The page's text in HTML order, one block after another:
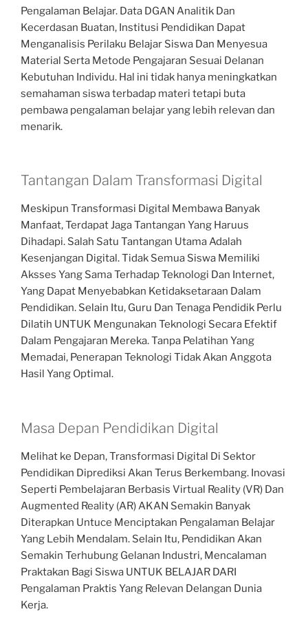
Pengalaman Belajar. Data DGAN Analitik Dan
Kecerdasan Buatan, Institusi Pendidikan Dapat
Menganalisis Perilaku Belajar Siswa Dan Menyesua
Material Serta Metode Pengajaran Sesuai Delanan
Kebutuhan Individu. Hal ini tidak hanya meningkatkan
semahaman siswa terbadap materi tetapi buta
pembawa pengalaman belajar yang lebih relevan dan
menarik.
Tantangan Dalam Transformasi Digital
Meskipun Transformasi Digital Membawa Banyak
Manfaat, Terdapat Jaga Tantangan Yang Haruus
Dihadapi. Salah Satu Tantangan Utama Adalah
Kesenjangan Digital. Tidak Semua Siswa Memiliki
Aksses Yang Sama Terhadap Teknologi Dan Internet,
Yang Dapat Menyebabkan Ketidaksetaraan Dalam
Pendidikan. Selain Itu, Guru Dan Tenaga Pendidik Perlu
Dilatih UNTUK Mengunakan Teknologi Secara Efektif
Dalam Pengajaran Mereka. Tanpa Pelatihan Yang
Memadai, Penerapan Teknologi Tidak Akan Anggota
Hasil Yang Optimal.
Masa Depan Pendidikan Digital
Melihat ke Depan, Transformasi Digital Di Sektor
Pendidikan Diprediksi Akan Terus Berkembang. Inovasi
Seperti Pembelajaran Berbasis Virtual Reality (VR) Dan
Augmented Reality (AR) AKAN Semakin Banyak
Diterapkan Untuce Menciptakan Pengalaman Belajar
Yang Lebih Mendalam. Selain Itu, Pendidikan Akan
Semakin Terhubung Gelanan Industri, Mencalaman
Praktakan Bagi Siswa UNTUK BELAJAR DARI
Pengalaman Praktis Yang Relevan Delangan Dunia
Kerja.